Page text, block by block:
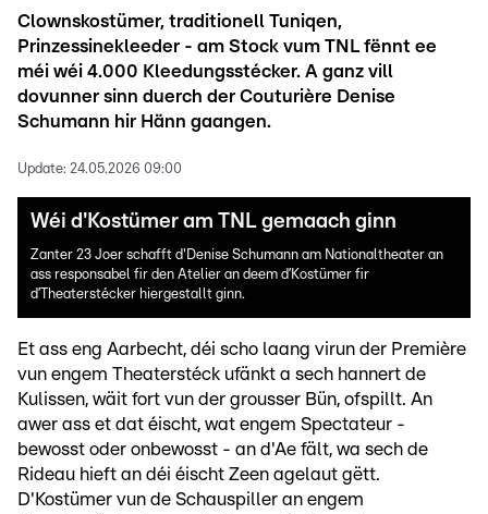
Clownskostümer, traditionell Tuniqen,
Prinzessinekleeder - am Stock vum TNL fënnt ee
méi wéi 4.000 Kleedungsstécker. A ganz vill
dovunner sinn duerch der Couturière Denise
Schumann hir Hänn gaangen.
Update: 24.05.2026 09:00
Wéi d'Kostümer am TNL gemaach ginn
Zanter 23 Joer schafft d'Denise Schumann am Nationaltheater an
ass responsabel fir den Atelier an deem d’Kostümer fir
d’Theaterstécker hiergestallt ginn.
Et ass eng Aarbecht, déi scho laang virun der Première
vun engem Theaterstéck ufänkt a sech hannert de
Kulissen, wäit fort vun der grousser Bün, ofspillt. An
awer ass et dat éischt, wat engem Spectateur -
bewosst oder onbewosst - an d'Ae fält, wa sech de
Rideau hieft an déi éischt Zeen agelaut gëtt.
D'Kostümer vun de Schauspiller an engem